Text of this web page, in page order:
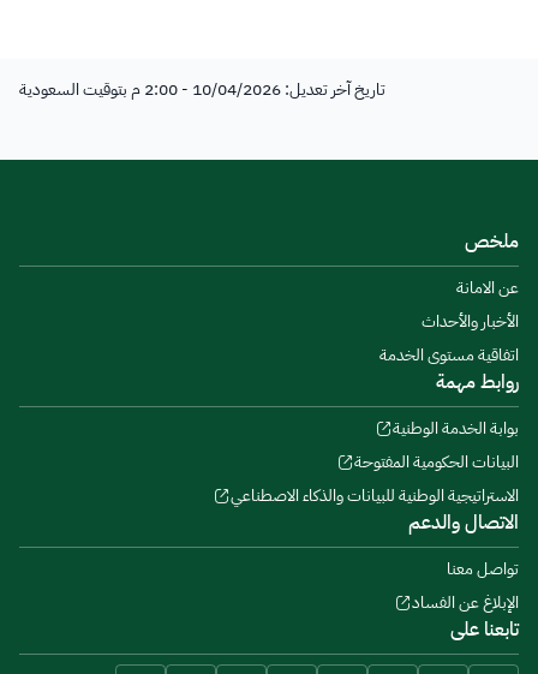
تاريخ آخر تعديل: 10/04/2026 - 2:00 م بتوقيت السعودية
ملخص
عن الامانة
الأخبار والأحداث
اتفاقية مستوى الخدمة
روابط مهمة
بوابة الخدمة الوطنية
البيانات الحكومية المفتوحة
الاستراتيجية الوطنية للبيانات والذكاء الاصطناعي
الاتصال والدعم
تواصل معنا
الإبلاغ عن الفساد
تابعنا على